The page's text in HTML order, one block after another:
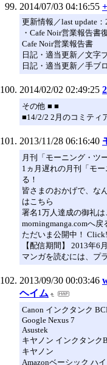
2014/07/03 04:16:55
更新情報／last update
・Cafe Noir営業報告書
Cafe Noir営業報告書
日記・適当更新／文字
日記・適当更新／手ブロ
2014/02/02 02:49:25
その他 ■ ■
■14/2/2 2月のコミティ
2013/11/28 06:16:40
月刊「モーニング・ツ
1ヵ月遅れの月刊「モ
る！
皆さまのおかげで、な
はこちら
署名1万人達成の御礼は
morningmanga.comへ戻
ただいま公開中！ Click!
【配信期間】 2013年6
マンガを読むには、プ
2013/09/30 00:03:46
ヘイム
Canon インクタンク
Google Nexus 7
Asustek
キヤノン インクタンク
キヤノン
Amazonベーシック ハイ